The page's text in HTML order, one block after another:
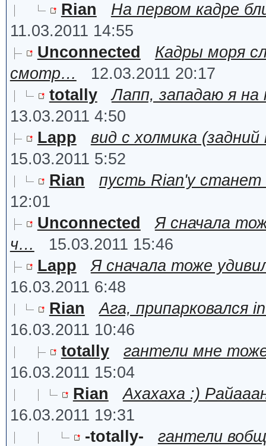
Rian
На первом кадре
11.03.2011 14:55
Unconnected
Кадры моря
смотр…
12.03.2011 20:17
totally
Лапп, западаю я
13.03.2011 4:50
Lapp
вид с холмика
15.03.2011 5:52
Rian
пусть Rian'у
12:01
Unconnected
Я сначала
ч…
15.03.2011 15:46
Lapp
Я сначала тоже
16.03.2011 6:48
Rian
Ага, припарковался
16.03.2011 10:46
totally
гантели мне
16.03.2011 15:04
Rian
Ахахаха :)
16.03.2011 19:31
-totally-
гантели